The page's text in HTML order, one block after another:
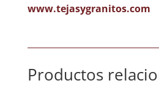
www.tejasygranitos.com
Productos